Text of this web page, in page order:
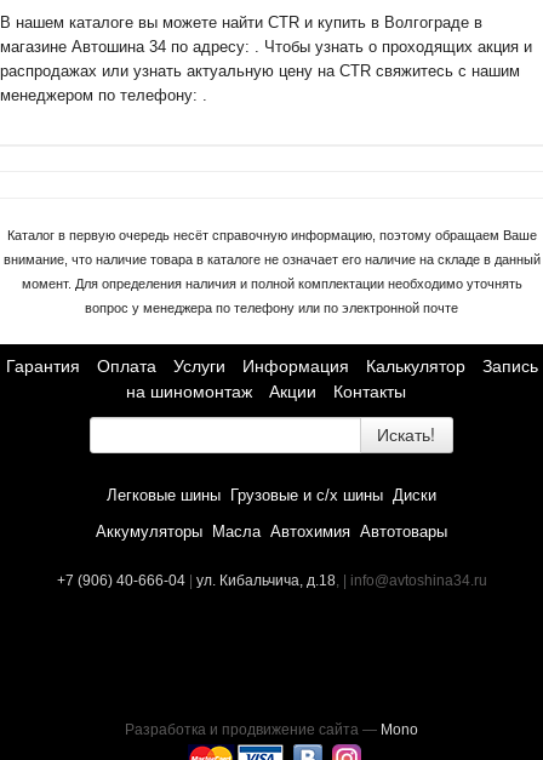
В нашем каталоге вы можете найти CTR и купить в Волгограде в
магазине Автошина 34 по адресу: . Чтобы узнать о проходящих акция и
распродажах или узнать актуальную цену на CTR свяжитесь с нашим
менеджером по телефону: .
Каталог в первую очередь несёт справочную информацию, поэтому обращаем Ваше
внимание, что наличие товара в каталоге не означает его наличие на складе в данный
момент. Для определения наличия и полной комплектации необходимо уточнять
вопрос у менеджера по телефону или по электронной почте
Гарантия Оплата Услуги Информация Калькулятор
Запись
на шиномонтаж
Акции Контакты
Искать!
Легковые шины Грузовые и с/х шины Диски
Аккумуляторы
Масла Автохимия Автотовары
+7 (906) 40-666-04 | ул. Кибальчича, д.18, | info@avtoshina34.ru
Разработка и продвижение сайта — Mono